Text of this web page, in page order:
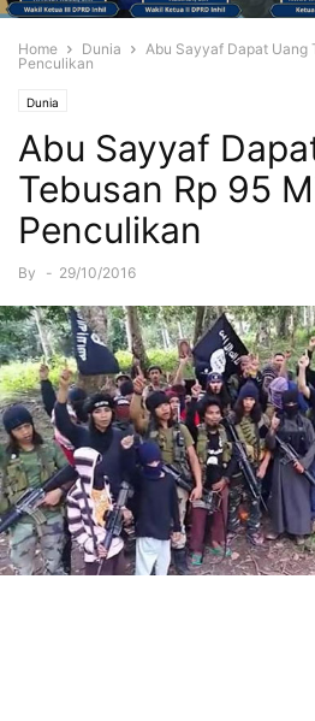
Home Dunia
Abu Sayyaf Dapat Uang
Penculikan
Dunia
Abu Sayyaf
Tebusan Rp 95
Penculikan
By - 29/10/2016